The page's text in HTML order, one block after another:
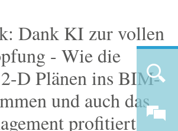
Dank KI zur vollen
- Wie die
D Plänen ins BIM-
und auch das
profitiert